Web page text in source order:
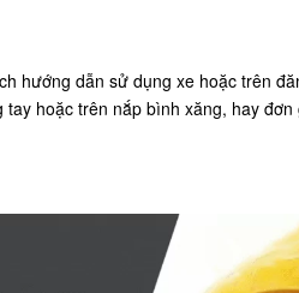
hướng dẫn sử dụng xe hoặc trên
hoặc trên nắp bình xăng, hay